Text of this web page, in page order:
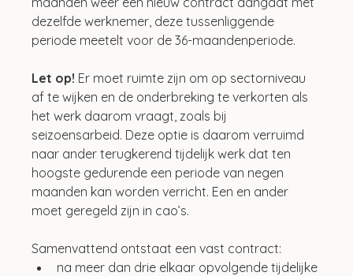
dezelfde werknemer, deze tussenliggende
periode meetelt voor de 36-maandenperiode.
Let op! Er moet ruimte zijn om op sectorniveau
af te wijken en de onderbreking te verkorten als
het werk daarom vraagt, zoals bij
seizoensarbeid. Deze optie is daarom verruimd
naar ander terugkerend tijdelijk werk dat ten
hoogste gedurende een periode van negen
maanden kan worden verricht. Een en ander
moet geregeld zijn in cao’s.
Samenvattend ontstaat een vast contract:
na meer dan drie elkaar opvolgende tijdelijke